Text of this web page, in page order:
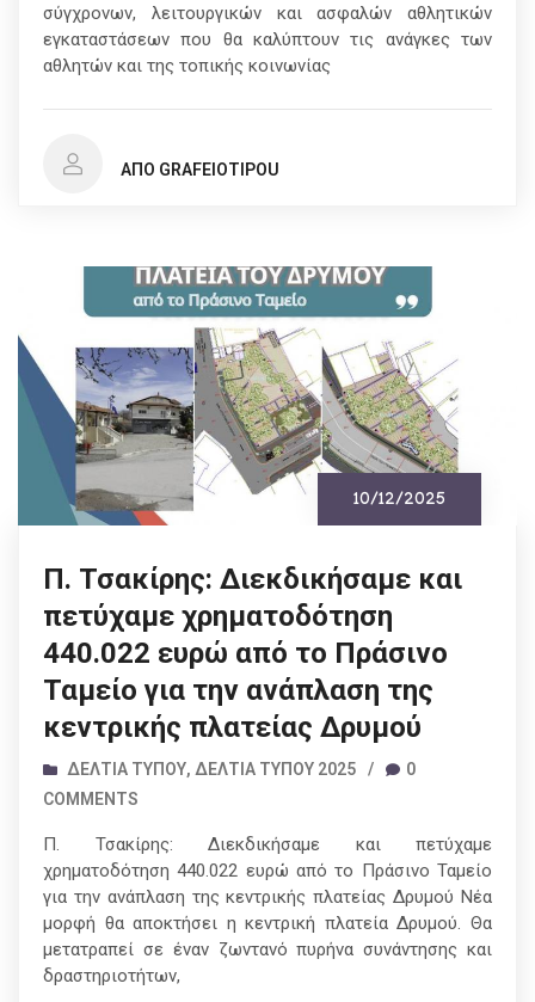
σύγχρονων, λειτουργικών και ασφαλών αθλητικών
εγκαταστάσεων που θα καλύπτουν τις ανάγκες των
αθλητών και της τοπικής κοινωνίας
ΑΠΌ GRAFEIOTIPOU
10/12/2025
Π. Τσακίρης: Διεκδικήσαμε και
πετύχαμε χρηματοδότηση
440.022 ευρώ από το Πράσινο
Ταμείο για την ανάπλαση της
κεντρικής πλατείας Δρυμού
ΔΕΛΤΊΑ ΤΎΠΟΥ, ΔΕΛΤΊΑ ΤΎΠΟΥ 2025 /
0
COMMENTS
Π. Τσακίρης: Διεκδικήσαμε και πετύχαμε
χρηματοδότηση 440.022 ευρώ από το Πράσινο Ταμείο
για την ανάπλαση της κεντρικής πλατείας Δρυμού Νέα
μορφή θα αποκτήσει η κεντρική πλατεία Δρυμού. Θα
μετατραπεί σε έναν ζωντανό πυρήνα συνάντησης και
δραστηριοτήτων,